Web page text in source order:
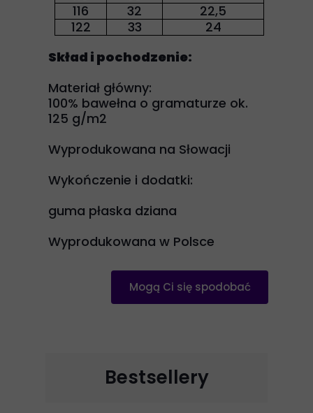
116
32
22,5
122
33
24
Skład i pochodzenie:
Materiał główny:
100% bawełna o gramaturze ok.
125 g/m2
Wyprodukowana na Słowacji
Wykończenie i dodatki:
guma płaska dziana
Wyprodukowana w Polsce
Mogą Ci się spodobać
Bestsellery